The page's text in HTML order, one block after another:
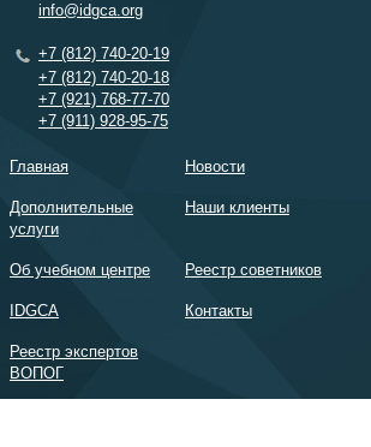
info@idgca.org
+7 (812) 740-20-19
+7 (812) 740-20-18
+7 (921) 768-77-70
+7 (911) 928-95-75
Главная Новости
Дополнительные
услуги
Наши клиенты
Об учебном центре Реестр советников
IDGCA Контакты
Реестр экспертов
ВОПОГ